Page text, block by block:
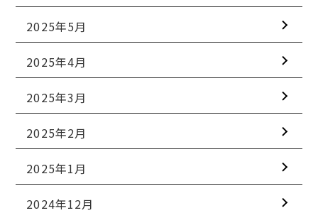
2025年5月
2025年4月
2025年3月
2025年2月
2025年1月
2024年12月